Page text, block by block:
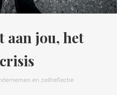
aan jou, het
en zelfreflectie